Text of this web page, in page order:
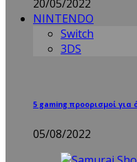
20/05/2022
NINTENDO
Switch
3DS
5 gaming προορισμοί για
05/08/2022